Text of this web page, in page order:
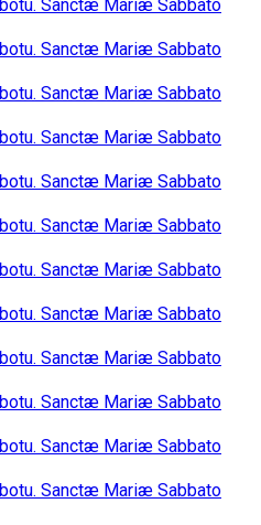
Sanctæ Mariæ Sabbato
Sanctæ Mariæ Sabbato
Sanctæ Mariæ Sabbato
Sanctæ Mariæ Sabbato
Sanctæ Mariæ Sabbato
Sanctæ Mariæ Sabbato
Sanctæ Mariæ Sabbato
Sanctæ Mariæ Sabbato
Sanctæ Mariæ Sabbato
Sanctæ Mariæ Sabbato
Sanctæ Mariæ Sabbato
Sanctæ Mariæ Sabbato